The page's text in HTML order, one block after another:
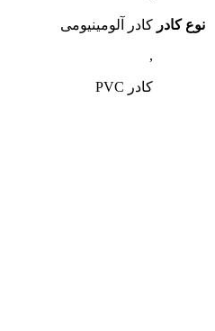
نوع کادر کادر آلومینیومی
,
کادر PVC